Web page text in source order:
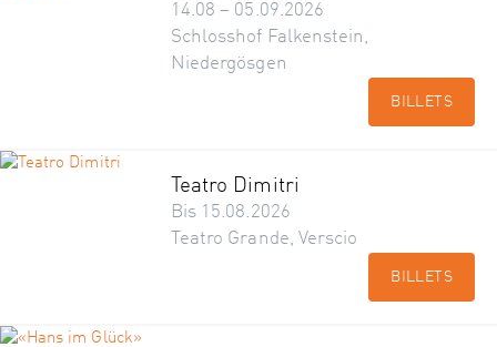
14.08 – 05.09.2026
Schlosshof Falkenstein,
Niedergösgen
BILLETS
Teatro Dimitri
Bis 15.08.2026
Teatro Grande, Verscio
BILLETS